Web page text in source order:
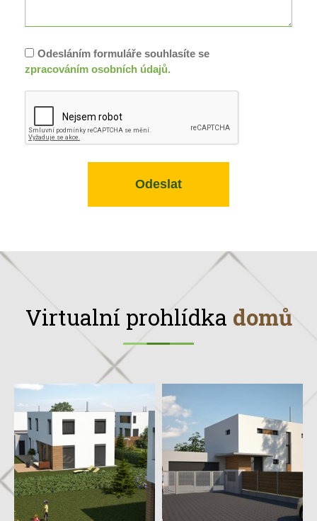
Odesláním formuláře souhlasíte se
zpracováním osobních údajů.
Odeslat
Virtualní prohlídka domů